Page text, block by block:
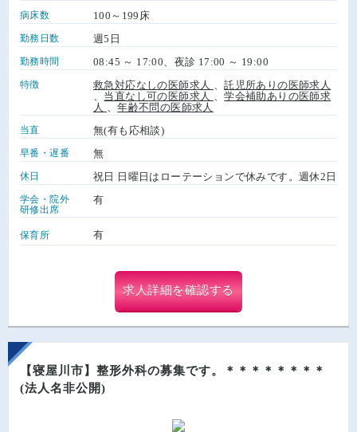
病床数 100～199床
勤務日数 週5日
勤務時間 08:45 ～ 17:00、夜診 17:00 ～ 19:00
特徴 救急対応なしの医師求人 、託児所ありの医師求人
当直なし可の医師求人 、学会補助ありの医師求
人
、年齢不問の医師求人
当直 無(有も応相談)
早番・遅番 無
休日 祝日 日曜日はローテーションで休みです。週休2日
学会・院外
研修出席
有
保育所 有
求人詳細を確認する
【寝屋川市】整形外科の募集です。＊＊＊＊＊＊＊＊
(法人名非公開)